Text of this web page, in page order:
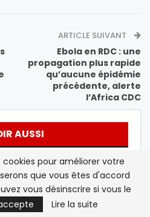
ARTICLE SUIVANT
Ebola en RDC : une
propagation plus rapide
qu’aucune épidémie
précédente, alerte
l’Africa CDC
AUSSI
A LA UNEpour améliorer votre
que vous êtes d'accord
vous désinscrire si vous le
Lire la suite